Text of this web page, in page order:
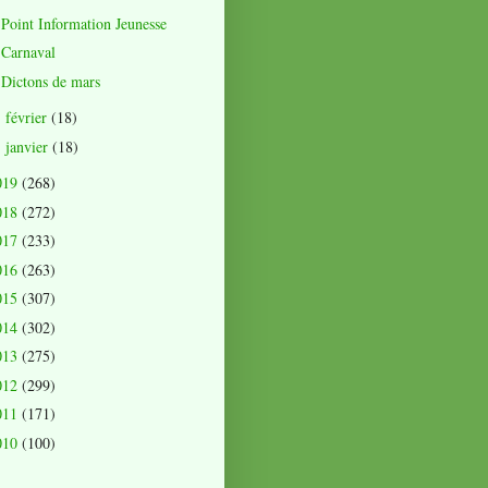
Point Information Jeunesse
Carnaval
Dictons de mars
février (18)
janvier (18)
(268)
(272)
(233)
(263)
(307)
(302)
(275)
(299)
(171)
(100)